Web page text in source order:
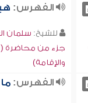
الفهرس:
للشيخ: سلمان
جزء من محاضرة (
والإقامة)
الفهرس: